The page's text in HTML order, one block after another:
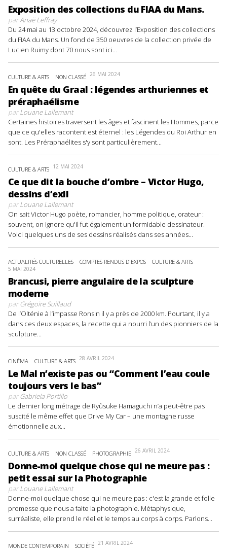
Exposition des collections du FIAA du Mans.
parAnaë Leffray
Du 24 mai au 13 octobre 2024, découvrez l’Exposition des collections
du FIAA du Mans. Un fond de 350 oeuvres de la collection privée de
Lucien Ruimy dont 70 nous sont ici...
CULTURE & ARTS NON CLASSÉ 26 MAI 2024
En quête du Graal : légendes arthuriennes et
préraphaélisme
parLouane Lallemant
Certaines histoires traversent les âges et fascinent les Hommes, parce
que ce qu'elles racontent est éternel : les Légendes du Roi Arthur en
sont. Les Préraphaélites s'y sont particulièrement...
CULTURE & ARTS 12 MAI 2024
Ce que dit la bouche d’ombre – Victor Hugo,
dessins d’exil
parLouane Lallemant
On sait Victor Hugo poète, romancier, homme politique, orateur :
souvent, on ignore qu'il fut également un formidable dessinateur.
Voici quelques uns de ses dessins réalisés dans ses années...
ACTUALITÉS CULTURELLES COMPTES RENDUS D'EXPOS CULTURE & ARTS
5 MAI 2024
Brancusi, pierre angulaire de la sculpture
moderne
parGrégoire Suillaud
De l’Olténie à l’impasse Ronsin il y a près de 2000 km. Pourtant, il y a
dans ces deux espaces, la recette qui a nourri l’un des pionniers de la
sculpture...
CINÉMA CULTURE & ARTS 28 AVRIL 2024
Le Mal n’existe pas ou “Comment l’eau coule
toujours vers le bas”
parGabriela Portillo
Le dernier long métrage de Ryûsuke Hamaguchi n’a peut-être pas
suscité le même effet que Drive My Car – une montagne russe
émotionnelle aux...
CULTURE & ARTS NON CLASSÉ PHOTOGRAPHIE 26 AVRIL 2024
Donne-moi quelque chose qui ne meure pas :
petit essai sur la Photographie
parLouane Lallemant
Donne-moi quelque chose qui ne meure pas : c'est la grande et folle
promesse que nous a faite la photographie. Métaphysique,
surréaliste, elle prend le réel et le temps au corps à corps. Parlons...
MONDE CONTEMPORAIN SOCIÉTÉ 21 AVRIL 2024